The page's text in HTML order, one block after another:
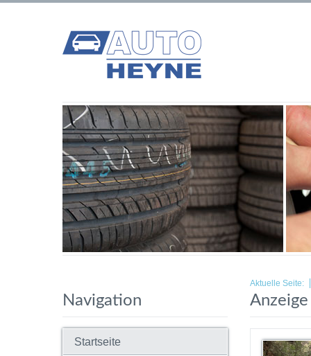
Navigation
Startseite
Aktuelle Seite: